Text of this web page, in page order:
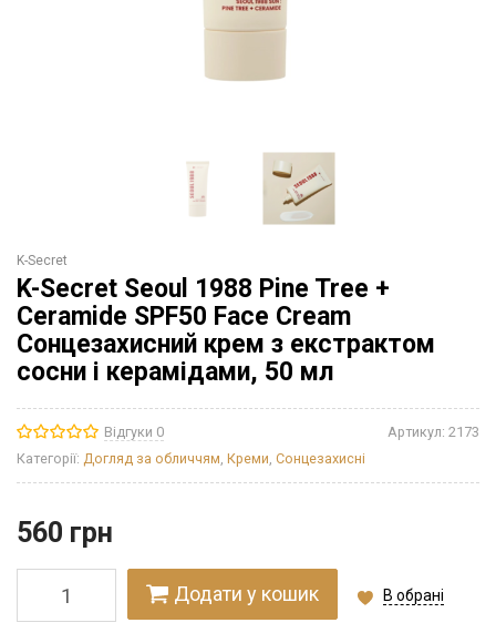
K-Secret
K-Secret Seoul 1988 Pine Tree +
Ceramide SPF50 Face Cream
Cонцезахисний крем з екстрактом
сосни і керамідами, 50 мл
Відгуки 0 Артикул: 2173
Категорії: Догляд за обличчям, Креми, Сонцезахисні
560 грн
Додати у кошик В обрані